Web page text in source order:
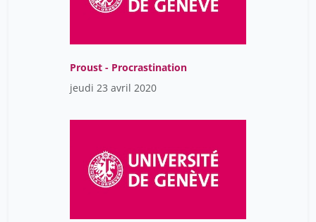
Proust - Procrastination
jeudi 23 avril 2020